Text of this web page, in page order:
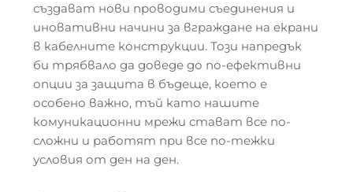
създават нови проводими съединения и
иновативни начини за вграждане на екрани
в кабелните конструкции. Този напредък
би трябвало да доведе до по-ефективни
опции за защита в бъдеще, което е
особено важно, тъй като нашите
комуникационни мрежи стават все по-
сложни и работят при все по-тежки
условия от ден на ден.